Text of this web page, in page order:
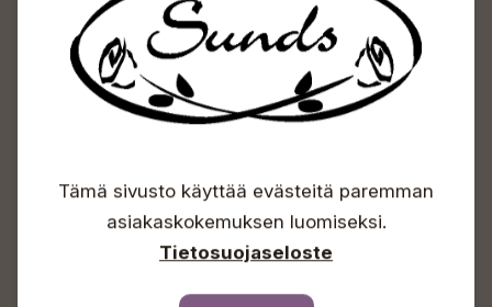
Sundin Puutarhakeskus
Sunnuntaisin Itsepalvelu
Tämä sivusto käyttää evästeitä paremman
asiakaskokemuksen luomiseksi.
Tietosuojaseloste